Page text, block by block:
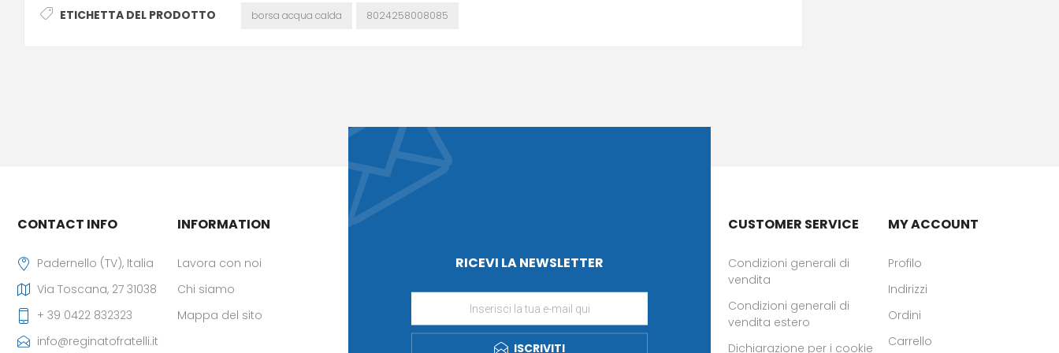
ETICHETTA DEL PRODOTTO borsa acqua calda 8024258008085
RICEVI LA NEWSLETTER
ISCRIVITI
CONTACT INFO
Padernello (TV), Italia
Via Toscana, 27 31038
+ 39 0422 832323
info@reginatofratelli.it
INFORMATION
Lavora con noi
Chi siamo
Mappa del sito
CUSTOMER SERVICE
Condizioni generali di
vendita
Condizioni generali di
vendita estero
Dichiarazione per i cookie
MY ACCOUNT
Profilo
Indirizzi
Ordini
Carrello